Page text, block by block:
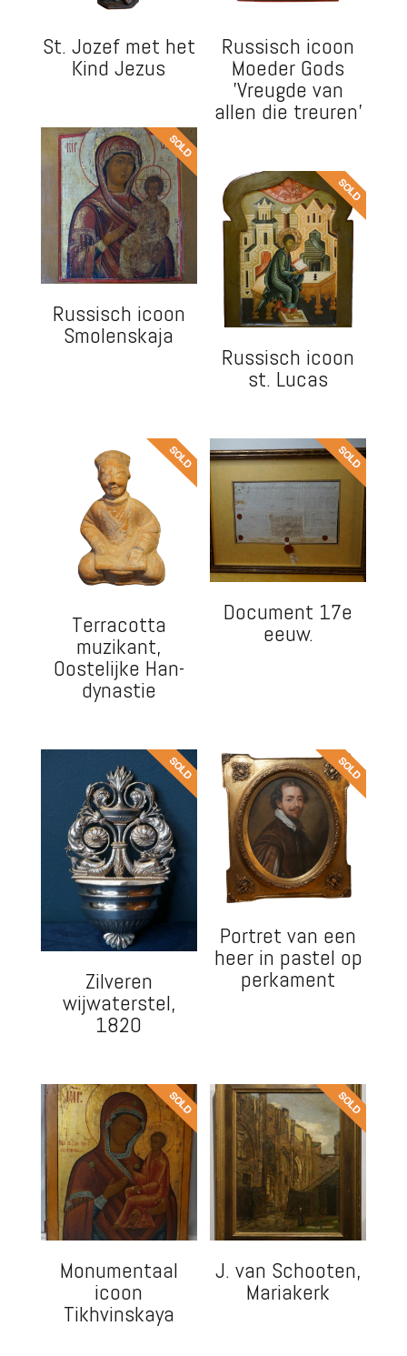
St. Jozef met het
Kind Jezus
Russisch icoon
Moeder Gods
'Vreugde van
allen die treuren'
Russisch icoon
Smolenskaja
Russisch icoon
st. Lucas
Terracotta
muzikant,
Oostelijke Han-
dynastie
Document 17e
eeuw.
Zilveren
wijwaterstel,
1820
Portret van een
heer in pastel op
perkament
Monumentaal
icoon
Tikhvinskaya
J. van Schooten,
Mariakerk